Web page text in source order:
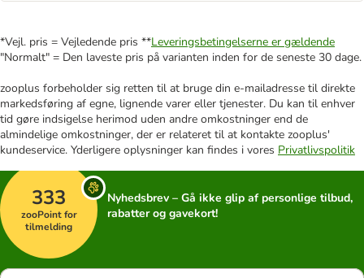
*Vejl. pris = Vejledende pris **Leveringsbetingelserne er gældende
"Normalt" = Den laveste pris på varianten inden for de seneste 30 dage.
zooplus forbeholder sig retten til at bruge din e-mailadresse til direkte
markedsføring af egne, lignende varer eller tjenester. Du kan til enhver
tid gøre indsigelse herimod uden andre omkostninger end de
almindelige omkostninger, der er relateret til at kontakte zooplus'
kundeservice. Yderligere oplysninger kan findes i vores Privatlivspolitik
333
zooPoint for
tilmelding
Nyhedsbrev – Gå ikke glip af personlige tilbud,
rabatter og gavekort!